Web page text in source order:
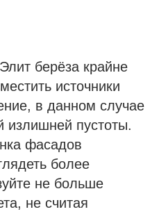
берёза крайне
источники
в данном случае
излишней пустоты.
фасадов
более
не больше
не считая